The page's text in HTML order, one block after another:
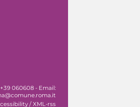
060608 - Email:
/ XML-rss